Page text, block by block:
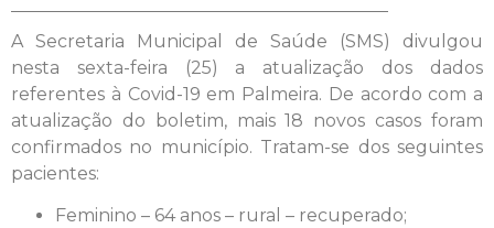
A Secretaria Municipal de Saúde (SMS) divulgou
nesta sexta-feira (25) a atualização dos dados
referentes à Covid-19 em Palmeira. De acordo com a
atualização do boletim, mais 18 novos casos foram
confirmados no município. Tratam-se dos seguintes
pacientes:
Feminino – 64 anos – rural – recuperado;